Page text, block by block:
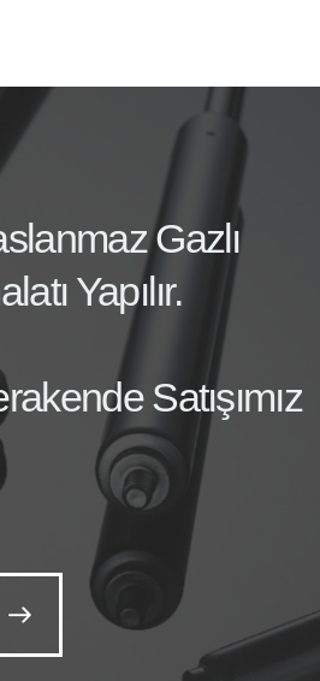
Gazlı
Yapılır.
Satışımız